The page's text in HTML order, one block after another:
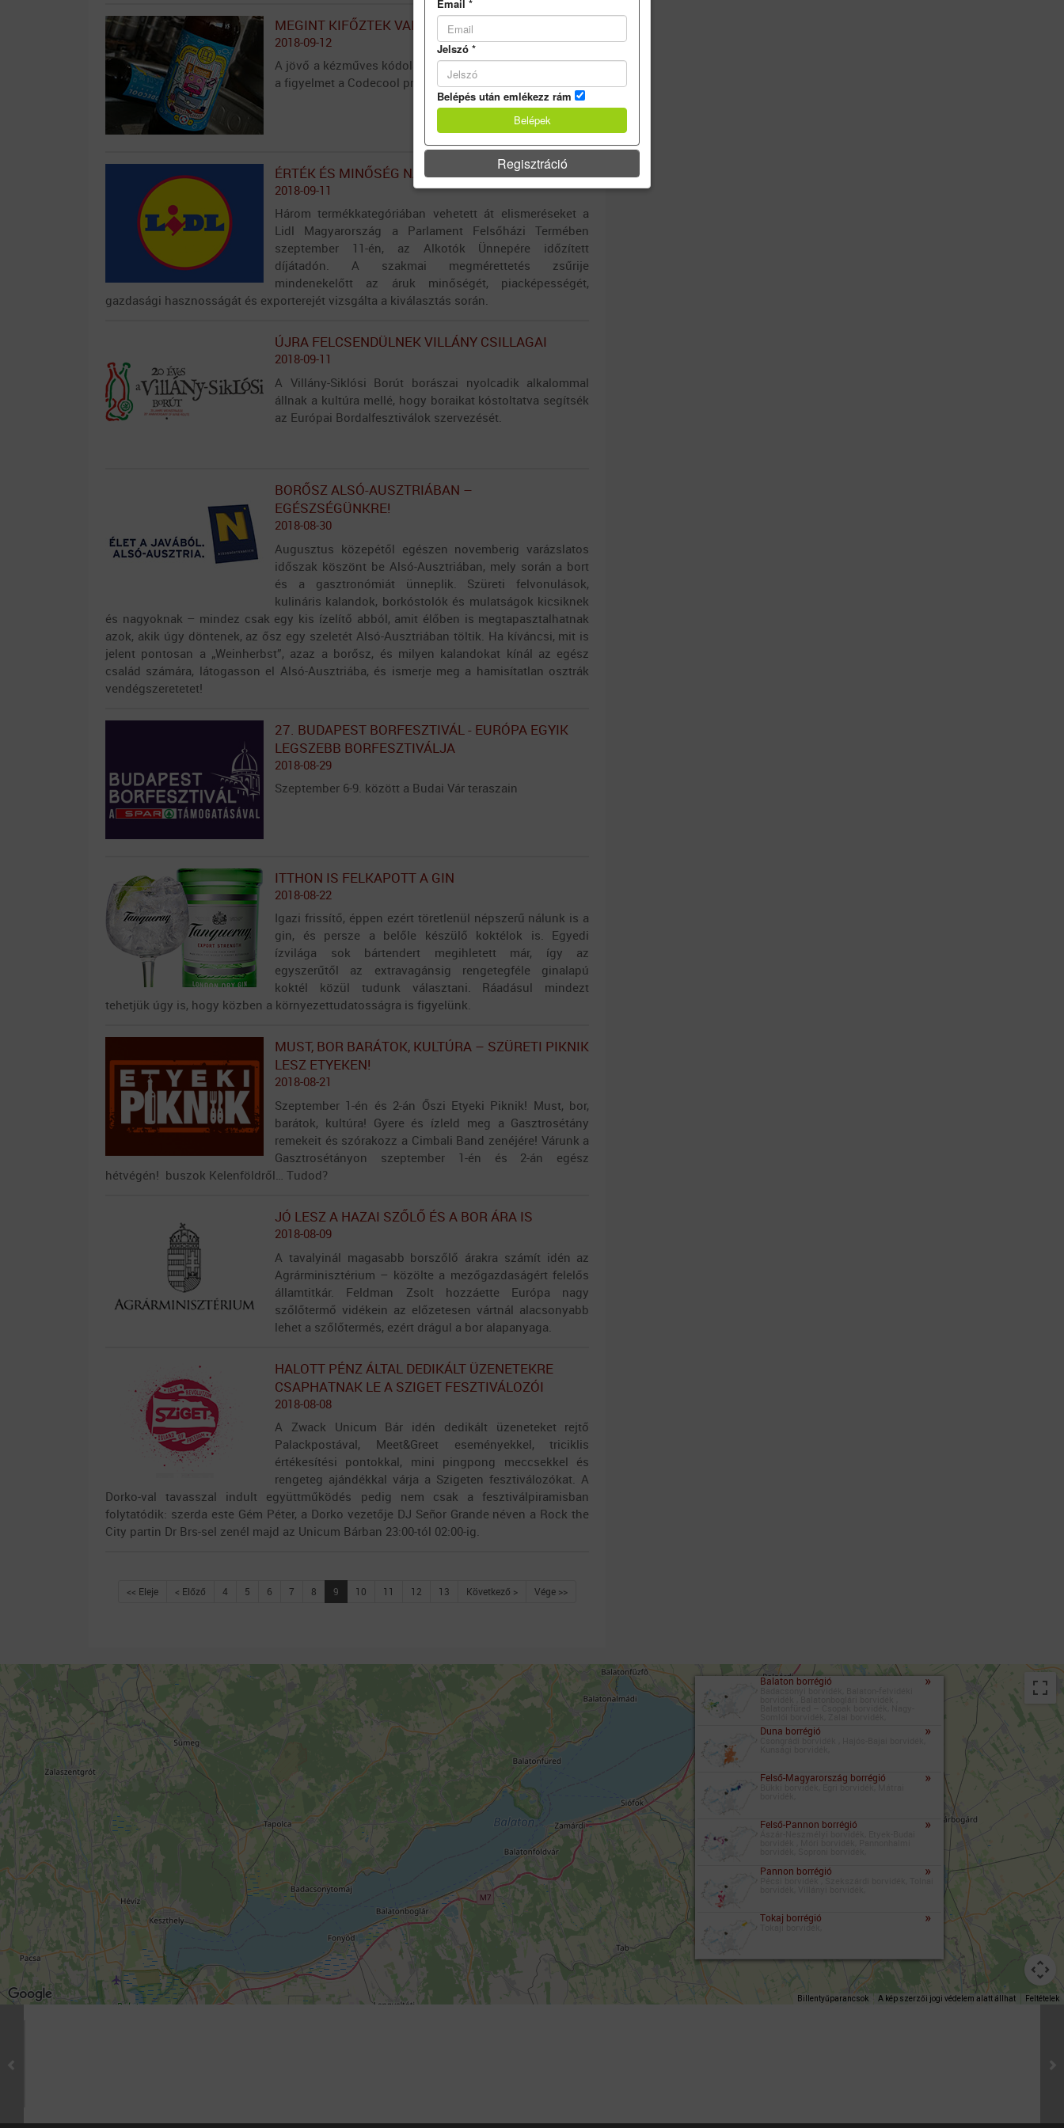
MEGINT KIFŐZTEK VALAMIT A CODECOOLNÁL!
2018-09-12
A jövő a kézműves kódolásé! Saját sörrel hívja fel magára
a figyelmet a Codecool programozóiskola.
ÉRTÉK ÉS MINŐSÉG NAGYDÍJAT KAPOTT A LIDL
2018-09-11
Három termékkategóriában vehetett át elismeréseket a
Lidl Magyarország a Parlament Felsőházi Termében
szeptember 11-én, az Alkotók Ünnepére időzített
díjátadón. A szakmai megmérettetés zsűrije
mindenekelőtt az áruk minőségét, piacképességét,
gazdasági hasznosságát és exporterejét vizsgálta a kiválasztás során.
ÚJRA FELCSENDÜLNEK VILLÁNY CSILLAGAI
2018-09-11
A Villány-Siklósi Borút borászai nyolcadik alkalommal
állnak a kultúra mellé, hogy boraikat kóstoltatva segítsék
az Európai Bordalfesztiválok szervezését.
BORŐSZ ALSÓ-AUSZTRIÁBAN –
EGÉSZSÉGÜNKRE!
2018-08-30
Augusztus közepétől egészen novemberig varázslatos
időszak köszönt be Alsó-Ausztriában, mely során a bort
és a gasztronómiát ünneplik. Szüreti felvonulások,
kulináris kalandok, borkóstolók és mulatságok kicsiknek
és nagyoknak – mindez csak egy kis ízelítő abból, amit élőben is megtapasztalhatnak
azok, akik úgy döntenek, az ősz egy szeletét Alsó-Ausztriában töltik. Ha kíváncsi, mit is
jelent pontosan a „Weinherbst”, azaz a borősz, és milyen kalandokat kínál az egész
család számára, látogasson el Alsó-Ausztriába, és ismerje meg a hamisítatlan osztrák
vendégszeretetet!
27. BUDAPEST BORFESZTIVÁL - EURÓPA EGYIK
LEGSZEBB BORFESZTIVÁLJA
2018-08-29
Szeptember 6-9. között a Budai Vár teraszain
ITTHON IS FELKAPOTT A GIN
2018-08-22
Igazi frissítő, éppen ezért töretlenül népszerű nálunk is a
gin, és persze a belőle készülő koktélok is. Egyedi
ízvilága sok bártendert megihletett már, így az
egyszerűtől az extravagánsig rengetegféle ginalapú
koktél közül tudunk választani. Ráadásul mindezt
tehetjük úgy is, hogy közben a környezettudatosságra is figyelünk.
MUST, BOR BARÁTOK, KULTÚRA – SZÜRETI PIKNIK
LESZ ETYEKEN!
2018-08-21
Szeptember 1-én és 2-án Őszi Etyeki Piknik! Must, bor,
barátok, kultúra! Gyere és ízleld meg a Gasztrosétány
remekeit és szórakozz a Cimbali Band zenéjére! Várunk a
Gasztrosétányon szeptember 1-én és 2-án egész
hétvégén! buszok Kelenföldről… Tudod?
JÓ LESZ A HAZAI SZŐLŐ ÉS A BOR ÁRA IS
2018-08-09
A tavalyinál magasabb borszőlő árakra számít idén az
Agrárminisztérium – közölte a mezőgazdaságért felelős
államtitkár. Feldman Zsolt hozzáette Európa nagy
szőlőtermő vidékein az előzetesen vártnál alacsonyabb
lehet a szőlőtermés, ezért drágul a bor alapanyaga.
HALOTT PÉNZ ÁLTAL DEDIKÁLT ÜZENETEKRE
CSAPHATNAK LE A SZIGET FESZTIVÁLOZÓI
2018-08-08
A Zwack Unicum Bár idén dedikált üzeneteket rejtő
Palackpostával, Meet&Greet eseményekkel, triciklis
értékesítési pontokkal, mini pingpong meccsekkel és
rengeteg ajándékkal várja a Szigeten fesztiválozókat. A
Dorko-val tavasszal indult együttműködés pedig nem csak a fesztiválpiramisban
folytatódik: szerda este Gém Péter, a Dorko vezetője DJ Señor Grande néven a Rock the
City partin Dr Brs-sel zenél majd az Unicum Bárban 23:00-tól 02:00-ig.
<< Eleje < Előző 4 5 6 7 8 9 10 11 12 13 Következő > Vége >>
Balaton borrégió »
Badacsonyi borvidék, Balaton-felvidéki
Duna borrégió »
Csongrádi borvidék , Hajós-Bajai borvidék,
Felső-Magyarország borrégió »
Bükki borvidék, Egri borvidék, Mátrai
Felső-Pannon borrégió »
Ászár-Neszmélyi borvidék, Etyek-Budai
Pannon borrégió »
Pécsi borvidék , Szekszárdi borvidék, Tolnai
Tokaj borrégió »
Tokaji borvidék,
Billentyűparancsok A kép szerzői jogi védelem alatt állhat Feltételek
Email *
Jelszó *
Belépés után emlékezz rám
Regisztráció